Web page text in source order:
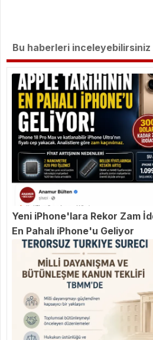
Bu haberleri inceleyebilirsiniz
Yeni iPhone'lara Rekor Zam
En Pahalı iPhone'u Geliyor